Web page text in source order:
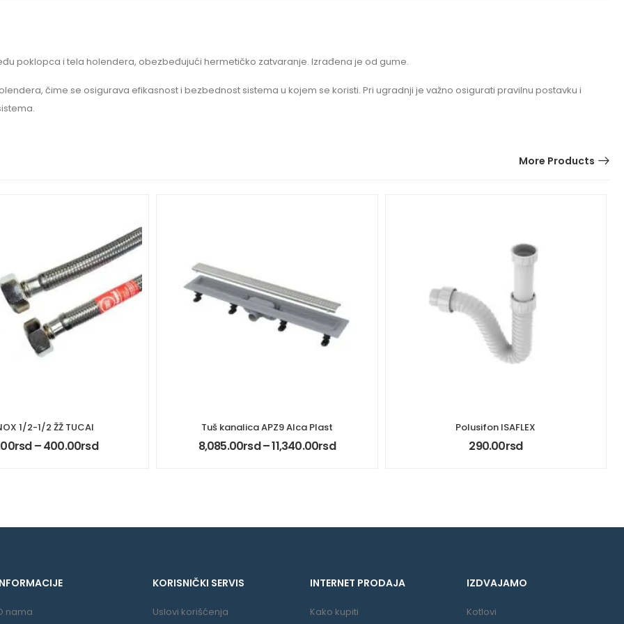
poklopca i tela holendera, obezbeđujući hermetičko zatvaranje. Izrađena je od gume.
čime se osigurava efikasnost i bezbednost sistema u kojem se koristi. Pri ugradnji je važno osigurati pravilnu postavku i
More Products
1/2-1/2 ŽŽ TUCAI
rsd–400.00rsd
Tuš kanalica APZ9 Alca Plast
8,085.00rsd–11,340.00rsd
Polusifon ISAFLEX
290.00rsd
nama
KORISNIČKI SERVIS
Uslovi korišćenja
INTERNET PRODAJA
Kako kupiti
IZDVAJAMO
Kotlovi